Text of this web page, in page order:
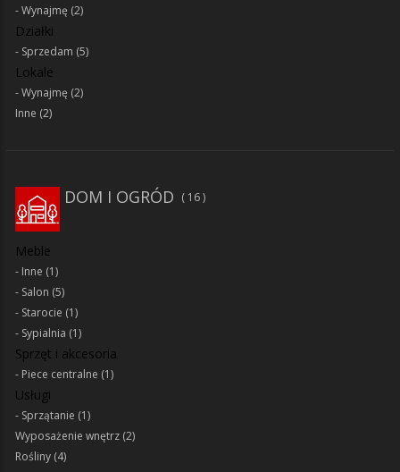
Wynajmę (2)
Działki
Sprzedam (5)
Lokale
Wynajmę (2)
Inne (2)
DOM I OGRÓD 16
Meble
Inne (1)
Salon (5)
Starocie (1)
Sypialnia (1)
Sprzęt i akcesoria
Piece centralne (1)
Usługi
Sprzątanie (1)
Wyposażenie wnętrz (2)
Rośliny (4)